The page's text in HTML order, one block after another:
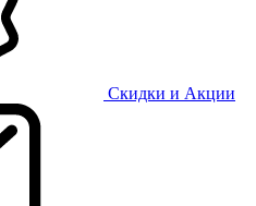
Скидки и Акции